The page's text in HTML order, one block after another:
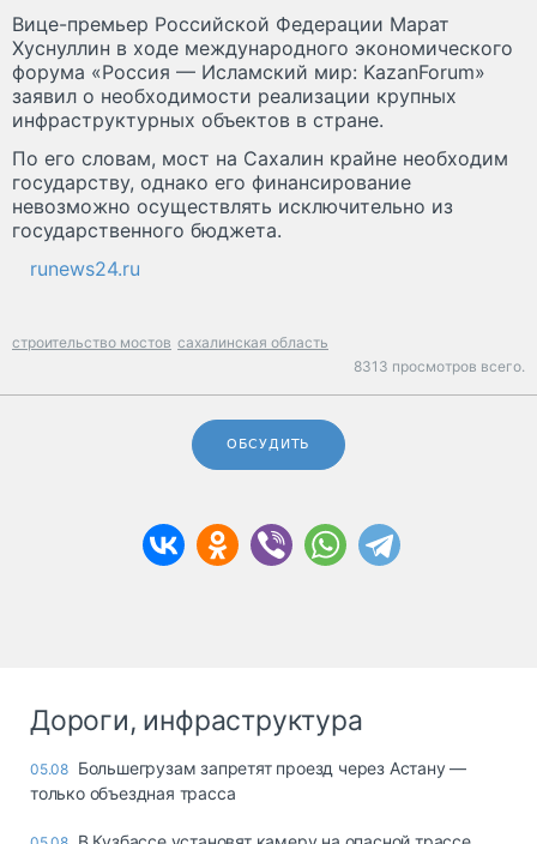
Вице-премьер Российской Федерации Марат
Хуснуллин в ходе международного экономического
форума «Россия — Исламский мир: KazanForum»
заявил о необходимости реализации крупных
инфраструктурных объектов в стране.
По его словам, мост на Сахалин крайне необходим
государству, однако его финансирование
невозможно осуществлять исключительно из
государственного бюджета.
runews24.ru
строительство мостов сахалинская область
8313 просмотров всего.
ОБСУДИТЬ
Дороги, инфраструктура
05.08 Большегрузам запретят проезд через Астану —
только объездная трасса